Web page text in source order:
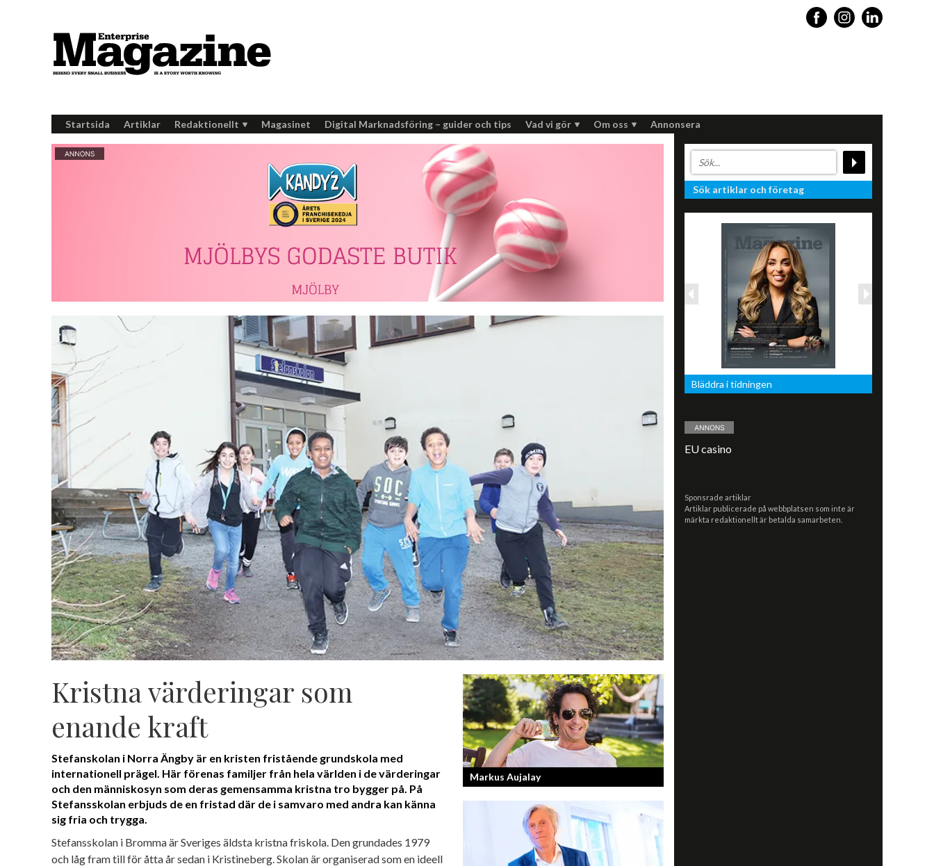
Startsida Artiklar Redaktionellt Magasinet Digital Marknadsföring – guider och tips Vad vi gör Om oss Annonsera
Kristna värderingar som
enande kraft
Stefanskolan i Norra Ängby är en kristen fristående grundskola med
internationell prägel. Här förenas familjer från hela världen i de värderingar
och den människosyn som deras gemensamma kristna tro bygger på. På
Stefansskolan erbjuds de en fristad där de i samvaro med andra kan känna
sig fria och trygga.
Stefansskolan i Bromma är Sveriges äldsta kristna friskola. Den grundades 1979
och låg fram till för åtta år sedan i Kristineberg. Skolan är organiserad som en ideell
Markus Aujalay
Sveriges tuffaste matjury är epitetet på juryn i
Sveriges Mästerkock. Markus Aujalay är
domaren som ger mästerkockarna
mardrömmar.
Sök artiklar och företag
Bläddra i tidningen
EU casino
Sponsrade artiklar
Artiklar publicerade på webbplatsen som inte är
märkta redaktionellt är betalda samarbeten.